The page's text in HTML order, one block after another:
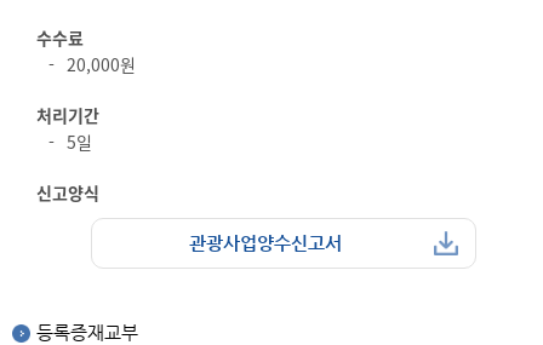
수수료
20,000원
처리기간
5일
신고양식
관광사업양수신고서
등록증재교부